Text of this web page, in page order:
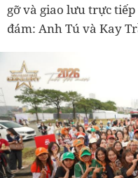
gỡ và giao lưu trực
đám: Anh Tú và Kay